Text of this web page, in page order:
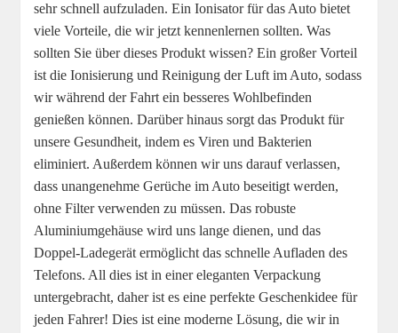
sehr schnell aufzuladen. Ein Ionisator für das Auto bietet
viele Vorteile, die wir jetzt kennenlernen sollten. Was
sollten Sie über dieses Produkt wissen? Ein großer Vorteil
ist die Ionisierung und Reinigung der Luft im Auto, sodass
wir während der Fahrt ein besseres Wohlbefinden
genießen können. Darüber hinaus sorgt das Produkt für
unsere Gesundheit, indem es Viren und Bakterien
eliminiert. Außerdem können wir uns darauf verlassen,
dass unangenehme Gerüche im Auto beseitigt werden,
ohne Filter verwenden zu müssen. Das robuste
Aluminiumgehäuse wird uns lange dienen, und das
Doppel-Ladegerät ermöglicht das schnelle Aufladen des
Telefons. All dies ist in einer eleganten Verpackung
untergebracht, daher ist es eine perfekte Geschenkidee für
jeden Fahrer! Dies ist eine moderne Lösung, die wir in